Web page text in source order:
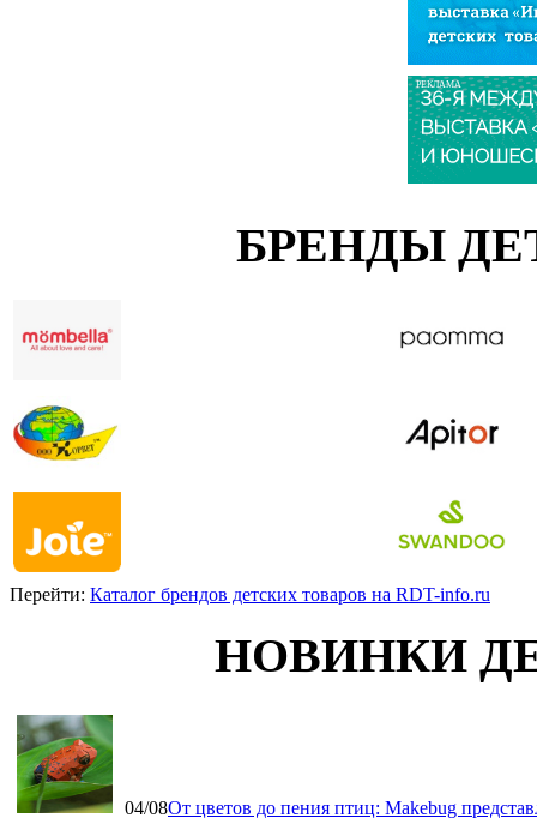
РЕКЛАМА
БРЕНДЫ
Перейти: Каталог брендов детских товаров на RDT-info.ru
НОВИНКИ
04/08От цветов до пения птиц: Makebug